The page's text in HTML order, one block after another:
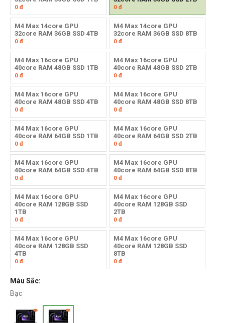
0 đ 0đ
M4 Max 14core GPU
32core RAM 36GB SSD 4TB
0 đ
M4 Max 14core GPU
32core RAM 36GB SSD 8TB
0đ
M4 Max 16core GPU
40core RAM 48GB SSD 1TB
0 đ
M4 Max 16core GPU
40core RAM 48GB SSD 2TB
0đ
M4 Max 16core GPU
40core RAM 48GB SSD 4TB
0 đ
M4 Max 16core GPU
40core RAM 48GB SSD 8TB
0đ
M4 Max 16core GPU
40core RAM 64GB SSD 1TB
0 đ
M4 Max 16core GPU
40core RAM 64GB SSD 2TB
0đ
M4 Max 16core GPU
40core RAM 64GB SSD 4TB
0 đ
M4 Max 16core GPU
40core RAM 64GB SSD 8TB
0đ
M4 Max 16core GPU
40core RAM 128GB SSD
1TB
0 đ
M4 Max 16core GPU
40core RAM 128GB SSD
2TB
0đ
M4 Max 16core GPU
40core RAM 128GB SSD
4TB
0 đ
M4 Max 16core GPU
40core RAM 128GB SSD
8TB
0đ
Màu Sắc:
Bạc